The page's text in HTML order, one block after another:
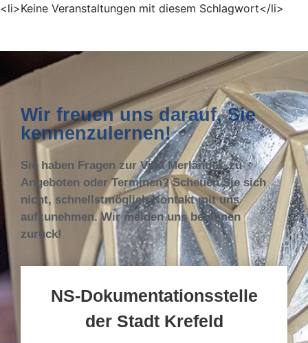
<li>Keine Veranstaltungen mit diesem Schlagwort</li>
Wir freuen uns darauf, Sie
kennenzulernen!
Sie haben Fragen zur Villa Merländer, zu
Angeboten oder Terminen? Scheuen Sie sich
nicht, schnellstmöglich Kontakt mit uns
aufzunehmen. Wir melden uns bei Ihnen
zurück!
NS-Dokumentationsstelle
der Stadt Krefeld